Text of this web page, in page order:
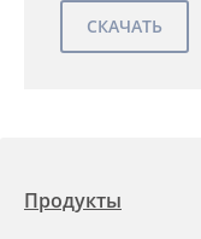
Продукты